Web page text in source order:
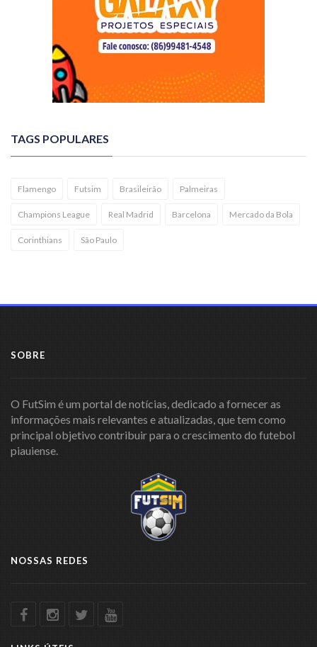
TAGS POPULARES
Flamengo Futsim Brasileirão Palmeiras
Champions League Real Madrid Barcelona Mercado da Bola
Corinthians São Paulo
SOBRE
O FutSim é um portal de notícias, dedicado a fornecer as
informações mais relevantes e atualizadas, que tem como
principal objetivo contribuir para o crescimento do futebol
piauiense.
NOSSAS REDES